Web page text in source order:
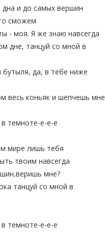
и до самых вершин
сможем
- моя. Я же знаю навсегда
дне, танцуй со мной в
да, в тебе ниже
весь коньяк и шепчешь мне
темноте-е-е-е
мире лишь тебя
твоим навсегда
мне?
танцуй со мной в
темноте-е-е-е